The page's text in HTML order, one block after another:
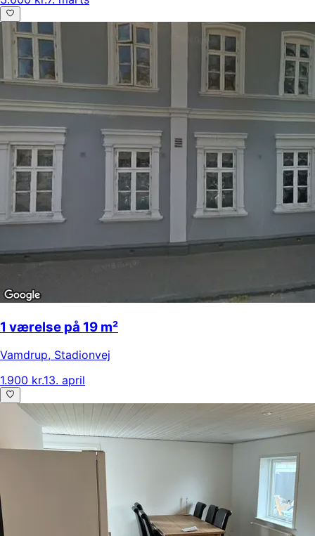
1 værelse på 19 m²
Vamdrup, Stadionvej
1.900 kr.13. april